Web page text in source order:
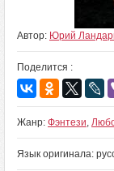
Автор: Юрий
Поделится :
Жанр: Фэнтези,
Язык оригинала: